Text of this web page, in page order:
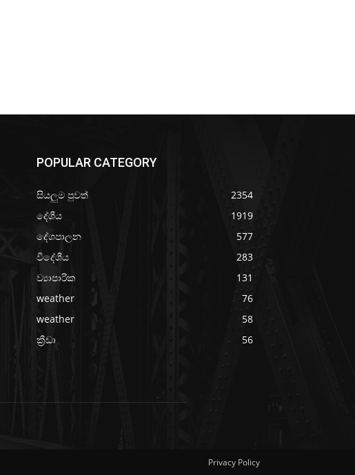
POPULAR CATEGORY
සියලුම පුවත්
2354
දේශීය
1919
දේශපාලන
577
විදේශීය
283
ව්‍යාපාරික
131
weather
76
weather
58
ක්‍රීඩා
56
Privacy Policy